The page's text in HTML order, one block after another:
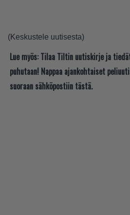
(Keskustele uutisesta)
Lue myös: Tilaa Tiltin uutiskirje ja
puhutaan! Nappaa ajankohtaiset
suoraan sähköpostiin tästä.